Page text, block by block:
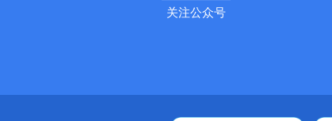
关注公众号